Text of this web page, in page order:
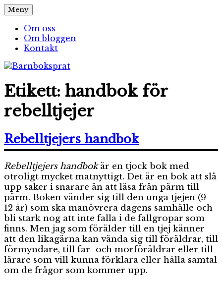
Hoppa
till
innehåll
Barnboksprat
– en blogg om barnböcker
Meny
Om oss
Om bloggen
Kontakt
Etikett: handbok för
rebelltjejer
Rebelltjejers handbok
Rebelltjejers handbokär en tjock bok med
otroligt mycket matnyttigt. Det är en bok att slå
upp saker i snarare än att läsa från pärm till
pärm. Boken vänder sig till den unga tjejen (9-
12 år) som ska manövrera dagens samhälle och
bli stark nog att inte falla i de fallgropar som
finns. Men jag som förälder till en tjej känner
att den likagärna kan vända sig till föräldrar, till
förmyndare, till far- och morföräldrar eller till
lärare som vill kunna förklara eller hålla samtal
om de frågor som kommer upp.